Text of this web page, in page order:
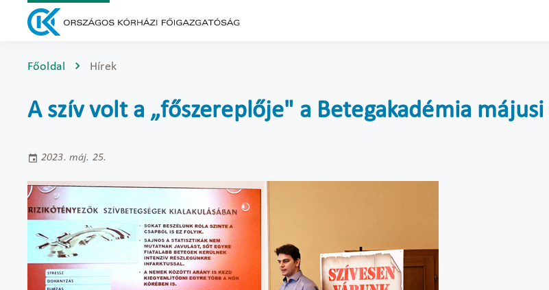
Főoldal Hírek
A szív volt a „főszereplője" a Betegakadémia
2023. máj. 25.